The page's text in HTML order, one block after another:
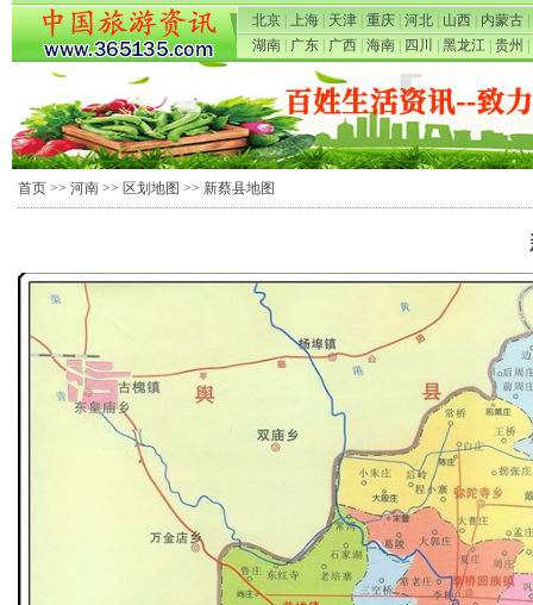
北京 上海 天津 重庆 河北 山西 内蒙古
湖南
广东 广西 海南 四川 黑龙江 贵州
首页 >> 河南 >> 区划地图 >> 新蔡县地图